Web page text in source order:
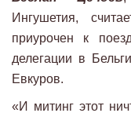
Ингушетия,
приурочен к
делегации в
Евкуров.
«И митинг этот